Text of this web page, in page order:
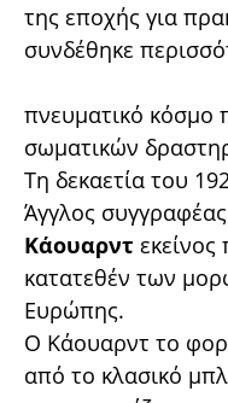
της εποχής για
συνδέθηκε
πνευματικό κόσμο
σωματικών
Τη δεκαετία του
Άγγλος
Κάουαρντ
κατατεθέν των
Ευρώπης.
Ο Κάουαρντ το
από το κλασικό